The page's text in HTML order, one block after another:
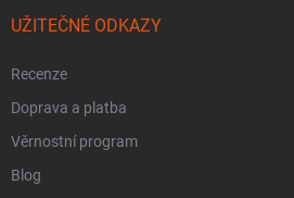
UŽITEČNÉ ODKAZY
Recenze
Doprava a platba
Věrnostní program
Blog